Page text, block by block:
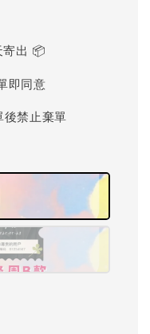
寄出 📦
即同意
禁止棄單